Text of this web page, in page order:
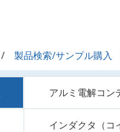
製品検索/サンプル購入
アルミ電解コン
インダクタ（コ